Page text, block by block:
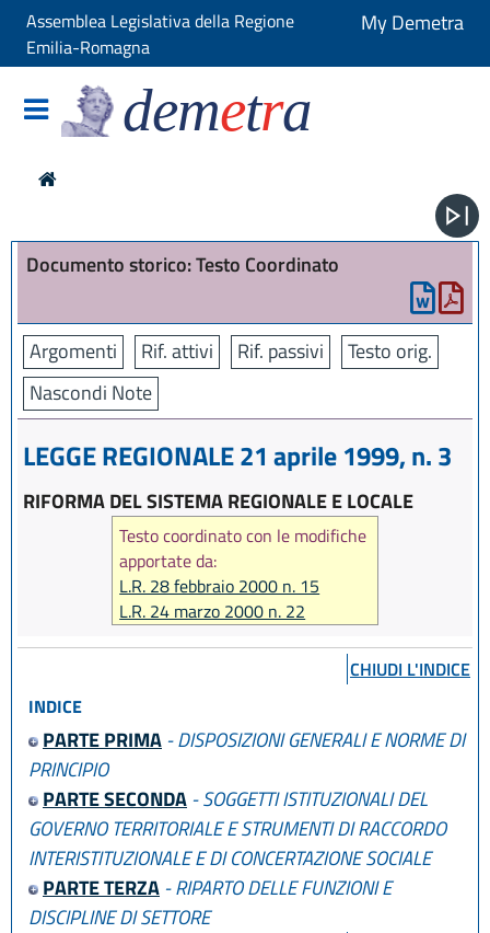
Assemblea Legislativa della Regione
Emilia-Romagna
My Demetra
demetra
Documento storico: Testo Coordinato
Argomenti Rif. attivi Rif. passivi
Testo orig.
Nascondi Note
LEGGE REGIONALE 21 aprile 1999, n. 3
RIFORMA DEL SISTEMA REGIONALE E LOCALE
Testo coordinato con le modifiche
apportate da:
L.R. 28 febbraio 2000 n. 15
L.R. 24 marzo 2000 n. 22
L.R. 13 novembre 2001 n. 38
L.R. 25 novembre 2002 n. 31
L.R. 19 dicembre 2002 n. 36
L.R. 12 marzo 2003 n. 2
L.R. 31 marzo 2003 n. 7
L.R. 30 giugno 2003 n. 12
L.R. 4 dicembre 2003 n. 24
CHIUDI L'INDICE
INDICE
PARTE PRIMA- DISPOSIZIONI GENERALI E NORME DI
PRINCIPIO
PARTE SECONDA- SOGGETTI ISTITUZIONALI DEL
GOVERNO TERRITORIALE E STRUMENTI DI RACCORDO
INTERISTITUZIONALE E DI CONCERTAZIONE SOCIALE
PARTE TERZA- RIPARTO DELLE FUNZIONI E
DISCIPLINE DI SETTORE